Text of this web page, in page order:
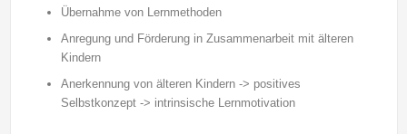
Übernahme von Lernmethoden
Anregung und Förderung in Zusammenarbeit mit älteren
Kindern
Anerkennung von älteren Kindern -> positives
Selbstkonzept -> intrinsische Lernmotivation